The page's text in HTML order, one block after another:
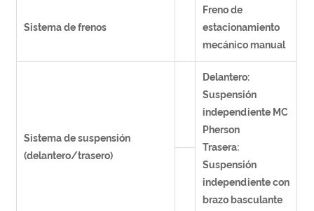
Sistema de frenos
Freno de
estacionamiento
mecánico manual
Sistema de suspensión
(delantero/trasero)
Delantero:
Suspensión
independiente MC
Pherson
Trasera:
Suspensión
independiente con
brazo basculante